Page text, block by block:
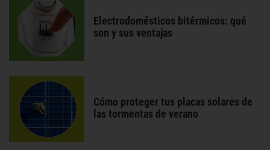
Electrodomésticos bitérmicos: qué
son y sus ventajas
Cómo proteger tus placas solares de
las tormentas de verano